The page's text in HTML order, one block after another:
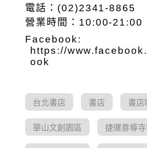
電話：(02)2341-8865
營業時間：10:00-21:00
Facebook:
https://
ook
台北書店 書店 書店
華山文創園區 捷運善導